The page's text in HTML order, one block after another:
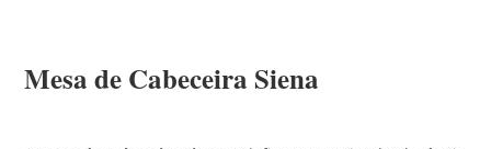
Mesa de Cabeceira Siena